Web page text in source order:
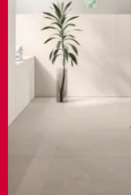
MATCH APP
BUSCAR